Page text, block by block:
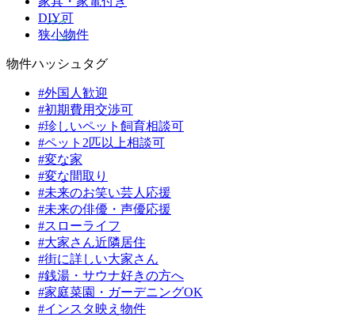
DIY可
狭小物件
物件ハッシュタグ
#外国人歓迎
#初期費用交渉可
#珍しいペット飼育相談可
#ペット2匹以上相談可
#変な家
#変な間取り
#未来のお笑い芸人応援
#未来の俳優・声優応援
#スローライフ
#大家さん近隣居住
#街に詳しい大家さん
#銭湯・サウナ好きの方へ
#家庭菜園・ガーデニングOK
#インスタ映え物件